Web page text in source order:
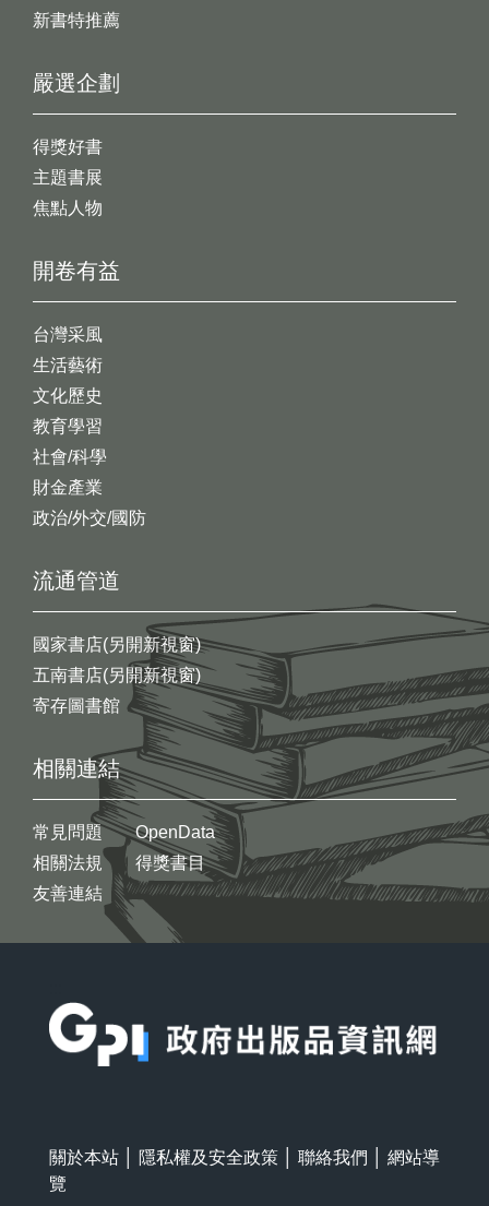
新書特推薦
開卷有益
台灣采風
生活藝術
文化歷史
教育學習
社會/科學
財金產業
政治/外交/國防
嚴選企劃
得獎好書
主題書展
焦點人物
流通管道
國家書店(另開新視窗)
五南書店(另開新視窗)
寄存圖書館
相關連結
常見問題
相關法規
友善連結
OpenData
得獎書目
關於本站 隱私權及安全政策 聯絡我們
網站導
覽